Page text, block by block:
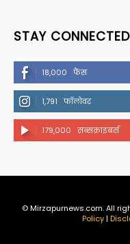
STAY CONNECTED
18,000 फैंस
1,791 फॉलोवर
179,000 सब्सक्राइबर्स
© Mirzapurnews.com. All
Policy|